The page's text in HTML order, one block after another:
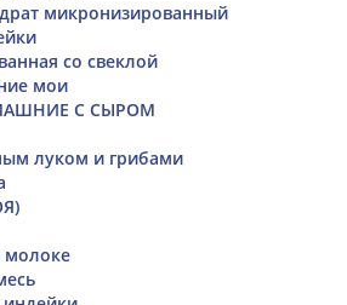
микронизированный
со свеклой
мои
С СЫРОМ
луком и грибами
молоке